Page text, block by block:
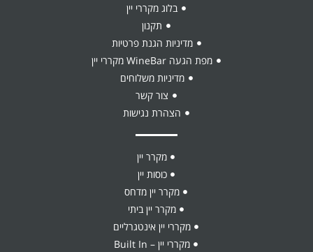
בלוג מקררי יין
תקנון
מדיניות הגנת פרטיות
מפת הגעה WineBar מקררי יין
מדיניות משלוחים
צור קשר
הצהרת נגישות
מקרר יין
כוסות יין
מקרר יין מדחס
מקרר יין ביתי
מקררי יין אינטגרליים
מקררי יין – Built In